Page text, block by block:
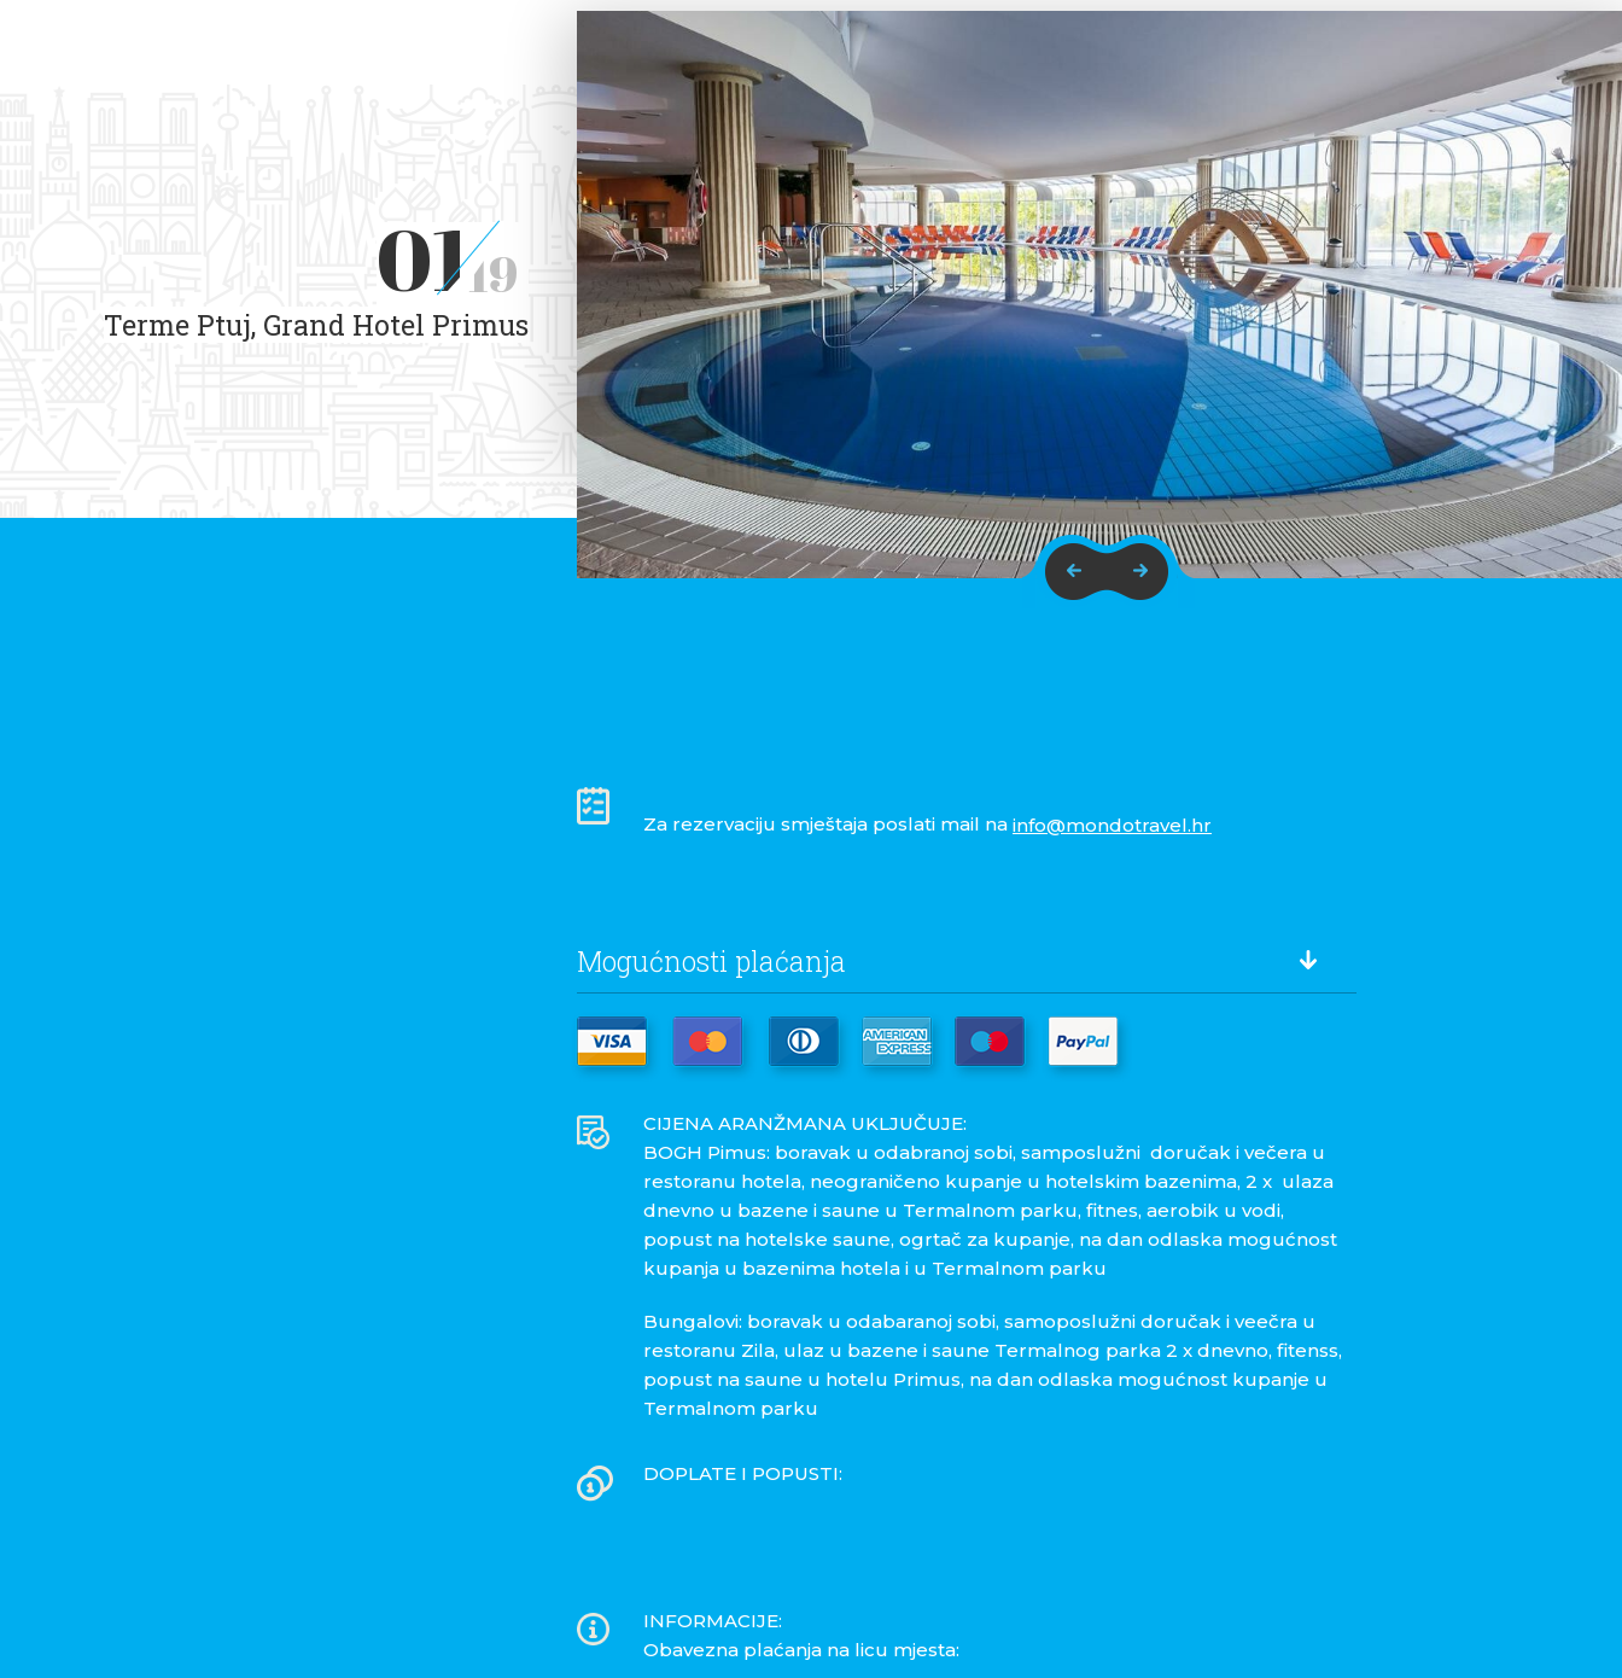
0119
Terme Ptuj, Grand Hotel Primus
Za rezervaciju smještaja poslati mail na info@mondotravel.hr
Mogućnosti plaćanja
CIJENA ARANŽMANA UKLJUČUJE:
BOGH Pimus: boravak u odabranoj sobi, samposlužni doručak i večera u
restoranu hotela, neograničeno kupanje u hotelskim bazenima, 2 x ulaza
dnevno u bazene i saune u Termalnom parku, fitnes, aerobik u vodi,
popust na hotelske saune, ogrtač za kupanje, na dan odlaska mogućnost
kupanja u bazenima hotela i u Termalnom parku
Bungalovi: boravak u odabaranoj sobi, samoposlužni doručak i veečra u
restoranu Zila, ulaz u bazene i saune Termalnog parka 2 x dnevno, fitenss,
popust na saune u hotelu Primus, na dan odlaska mogućnost kupanje u
Termalnom parku
DOPLATE I POPUSTI:
INFORMACIJE:
Obavezna plaćanja na licu mjesta: